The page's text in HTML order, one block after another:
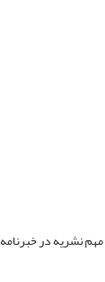
مهم نشریه در خبرنامه